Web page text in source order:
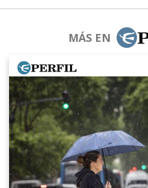
MÁS EN